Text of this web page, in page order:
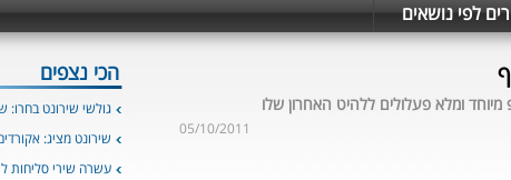
לפי נושאים
ומלא פעלולים ללהיט האחרון שלו
05/10/2011
הכי נצפים
גולשי שירונט בחרו:
שירונט מציג:
עשרה שירי סליחות